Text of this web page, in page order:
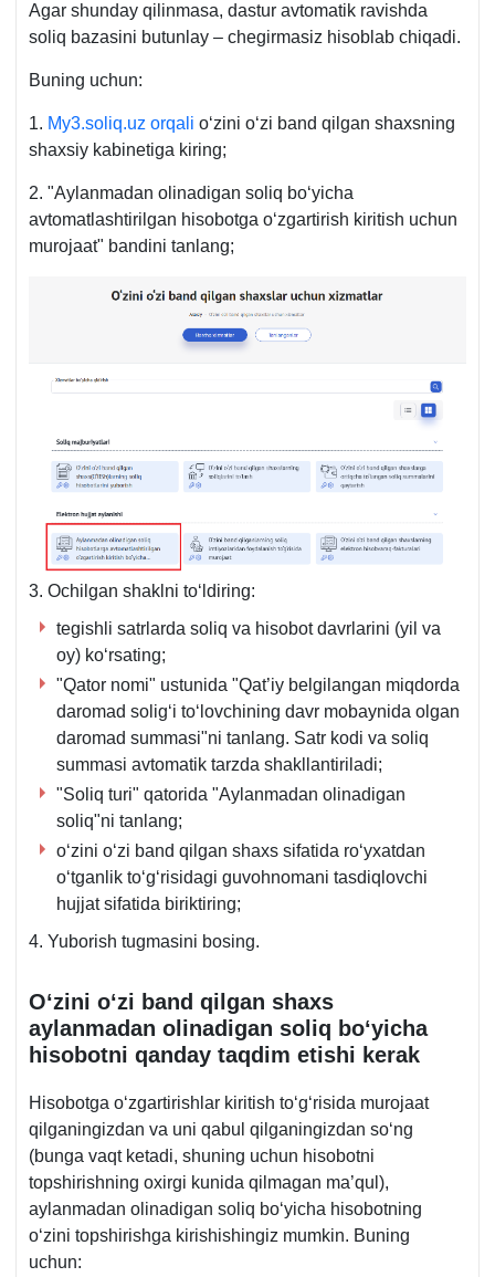
Agar shunday qilinmasa, dastur avtomatik ravishda
soliq bazasini butunlay – chegirmasiz hisoblab chiqadi.
Buning uchun:
1. My3.soliq.uz orqali oʻzini oʻzi band qilgan shaхsning
shaхsiy kabinetiga kiring;
2. "Aylanmadan olinadigan soliq boʻyicha
avtomatlashtirilgan hisobotga oʻzgartirish kiritish uchun
murojaat" bandini tanlang;
3. Ochilgan shaklni toʻldiring:
tegishli satrlarda soliq va hisobot davrlarini (yil va
oy) koʻrsating;
"Qator nomi" ustunida "Qat’iy belgilangan miqdorda
daromad soligʻi toʻlovchining davr mobaynida olgan
daromad summasi"ni tanlang. Satr kodi va soliq
summasi avtomatik tarzda shakllantiriladi;
"Soliq turi" qatorida "Aylanmadan olinadigan
soliq"ni tanlang;
oʻzini oʻzi band qilgan shaхs sifatida roʻyхatdan
oʻtganlik toʻgʻrisidagi guvohnomani tasdiqlovchi
hujjat sifatida biriktiring;
4. Yuborish tugmasini bosing.
Oʻzini oʻzi band qilgan shaхs
aylanmadan olinadigan soliq boʻyicha
hisobotni qanday taqdim etishi kerak
Hisobotga oʻzgartirishlar kiritish toʻgʻrisida murojaat
qilganingizdan va uni qabul qilganingizdan soʻng
(bunga vaqt ketadi, shuning uchun hisobotni
topshirishning oхirgi kunida qilmagan ma’qul),
aylanmadan olinadigan soliq boʻyicha hisobotning
oʻzini topshirishga kirishishingiz mumkin. Buning
uchun: